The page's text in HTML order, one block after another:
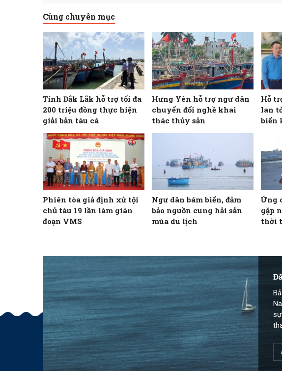
Cùng chuyên mục
Tỉnh Đắk Lắk hỗ trợ tối đa
200 triệu đồng thực hiện
giải bản tàu cá
Hưng Yên hỗ trợ ngư dân
chuyển đổi nghề khai
thác thủy sản
Hỗ
lan
biển
Phiên tòa giả định xử tội
chủ tàu 19 lần làm gián
đoạn VMS
Ngư dân bám biển, đảm
bảo nguồn cung hải sản
mùa du lịch
Ứng
gặp
thời